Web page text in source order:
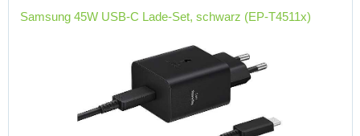
Samsung 45W USB-C Lade-Set, schwarz (EP-T4511x)